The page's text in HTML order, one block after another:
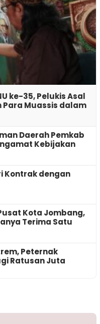
ke-35, Pelukis Asal
Muassis dalam
Daerah Pemkab
Kebijakan
Kontrak dengan
Kota Jombang,
Terima Satu
Peternak
Ratusan Juta